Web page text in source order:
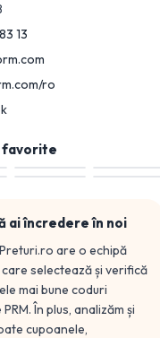
13
ro
favorite
ai încredere în noi
are o echipă
selectează și verifică
mai bune coduri
PRM. În plus, analizăm și
cupoanele,